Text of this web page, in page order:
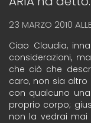
23 MARZO 2010
Ciao Claudia,
considerazioni,
che ciò che
caro, non sia altro
con qualcuno
proprio corpo;
non la vedrai